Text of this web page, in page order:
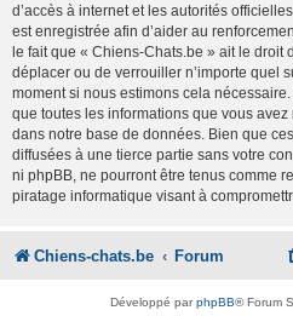
d’accès à internet et les autorités
est enregistrée afin d’aider au
le fait que « Chiens-Chats.be » ait le droit
déplacer ou de verrouiller n’importe quel
moment si nous estimons cela
que toutes les informations que vous
dans notre base de données. Bien que
diffusées à une tierce partie sans votre
ni phpBB, ne pourront être tenus comme
piratage informatique visant à
Chiens-chats.be Forum
Développé parphpBB® Forum